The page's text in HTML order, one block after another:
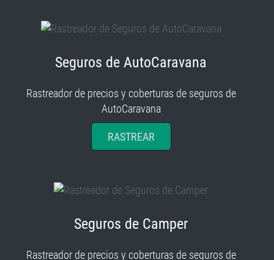
Seguros de AutoCaravana
Rastreador de precios y coberturas de seguros de
AutoCaravana
RASTREAR
Seguros de Camper
Rastreador de precios y coberturas de seguros de